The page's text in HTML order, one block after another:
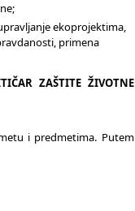
ekoprojektima,
primena
ZAŠTITE ŽIVOTNE
i predmetima. Putem